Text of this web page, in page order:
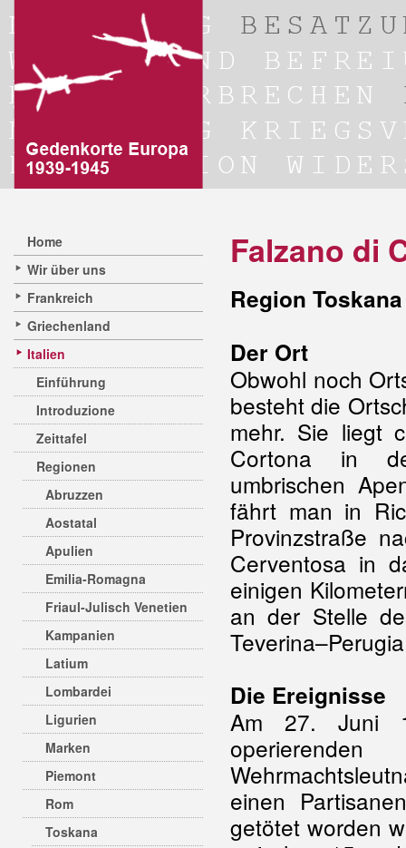
Home
Wir über uns
Frankreich
Griechenland
Italien
Einführung
Introduzione
Zeittafel
Regionen
Abruzzen
Aostatal
Apulien
Emilia-Romagna
Friaul-Julisch Venetien
Kampanien
Latium
Lombardei
Ligurien
Marken
Piemont
Rom
Toskana
Falzano di
Region
Der Ort
Obwohl noch
besteht die
mehr. Sie liegt
Cortona in
umbrischen
fährt man in
Provinzstraße
Cerventosa in
einigen
an der Stelle
Die Ereignisse
Am 27. Juni
operierenden
einen
getötet worden